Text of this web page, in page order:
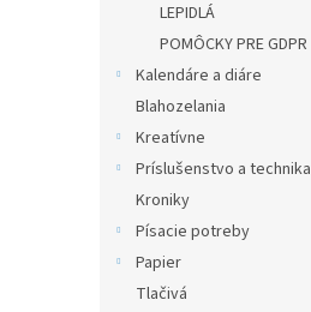
LEPIDLÁ
POMÔCKY PRE GDPR
Kalendáre a diáre
Blahozelania
Kreatívne
Príslušenstvo a technika
Kroniky
Písacie potreby
Papier
Tlačivá